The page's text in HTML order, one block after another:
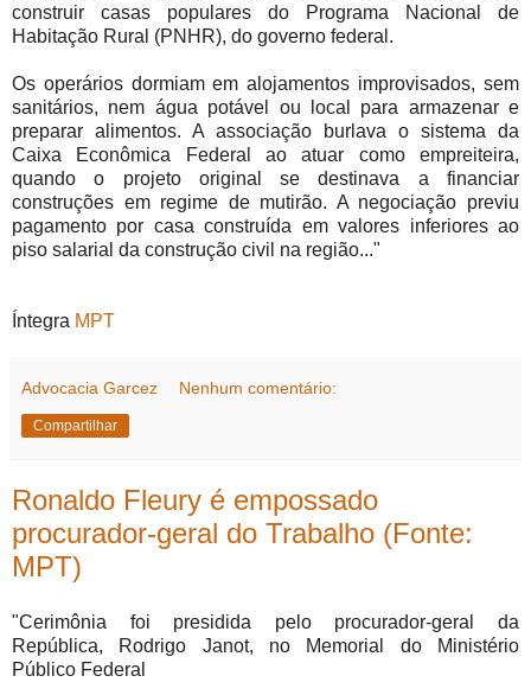
construir casas populares do Programa Nacional de
Habitação Rural (PNHR), do governo federal.
Os operários dormiam em alojamentos improvisados, sem
sanitários, nem água potável ou local para armazenar e
preparar alimentos. A associação burlava o sistema da
Caixa Econômica Federal ao atuar como empreiteira,
quando o projeto original se destinava a financiar
construções em regime de mutirão. A negociação previu
pagamento por casa construída em valores inferiores ao
piso salarial da construção civil na região..."
Íntegra MPT
Advocacia Garcez Nenhum comentário:
Compartilhar
Ronaldo Fleury é empossado
procurador-geral do Trabalho (Fonte:
MPT)
"Cerimônia foi presidida pelo procurador-geral da
República, Rodrigo Janot, no Memorial do Ministério
Público Federal